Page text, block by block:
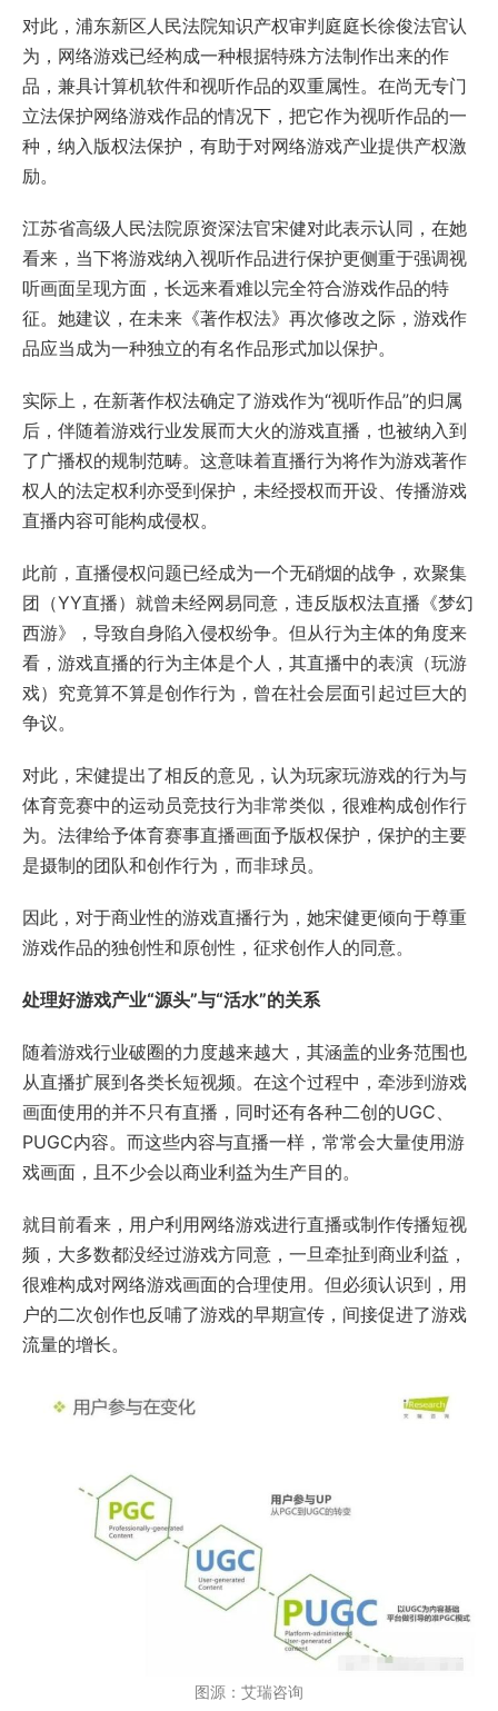
对此，浦东新区人民法院知识产权审判庭庭长徐俊法官认
为，网络游戏已经构成一种根据特殊方法制作出来的作
品，兼具计算机软件和视听作品的双重属性。在尚无专门
立法保护网络游戏作品的情况下，把它作为视听作品的一
种，纳入版权法保护，有助于对网络游戏产业提供产权激
励。
江苏省高级人民法院原资深法官宋健对此表示认同，在她
看来，当下将游戏纳入视听作品进行保护更侧重于强调视
听画面呈现方面，长远来看难以完全符合游戏作品的特
征。她建议，在未来《著作权法》再次修改之际，游戏作
品应当成为一种独立的有名作品形式加以保护。
实际上，在新著作权法确定了游戏作为“视听作品”的归属
后，伴随着游戏行业发展而大火的游戏直播，也被纳入到
了广播权的规制范畴。这意味着直播行为将作为游戏著作
权人的法定权利亦受到保护，未经授权而开设、传播游戏
直播内容可能构成侵权。
此前，直播侵权问题已经成为一个无硝烟的战争，欢聚集
团（YY直播）就曾未经网易同意，违反版权法直播《梦幻
西游》，导致自身陷入侵权纷争。但从行为主体的角度来
看，游戏直播的行为主体是个人，其直播中的表演（玩游
戏）究竟算不算是创作行为，曾在社会层面引起过巨大的
争议。
对此，宋健提出了相反的意见，认为玩家玩游戏的行为与
体育竞赛中的运动员竞技行为非常类似，很难构成创作行
为。法律给予体育赛事直播画面予版权保护，保护的主要
是摄制的团队和创作行为，而非球员。
因此，对于商业性的游戏直播行为，她宋健更倾向于尊重
游戏作品的独创性和原创性，征求创作人的同意。
处理好游戏产业“源头”与“活水”的关系
随着游戏行业破圈的力度越来越大，其涵盖的业务范围也
从直播扩展到各类长短视频。在这个过程中，牵涉到游戏
画面使用的并不只有直播，同时还有各种二创的UGC、
PUGC内容。而这些内容与直播一样，常常会大量使用游
戏画面，且不少会以商业利益为生产目的。
就目前看来，用户利用网络游戏进行直播或制作传播短视
频，大多数都没经过游戏方同意，一旦牵扯到商业利益，
很难构成对网络游戏画面的合理使用。但必须认识到，用
户的二次创作也反哺了游戏的早期宣传，间接促进了游戏
流量的增长。
图源：艾瑞咨询